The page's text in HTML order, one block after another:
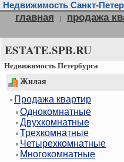
Недвижимость Санкт-
главная | продажа
ESTATE.SPB.RU
Недвижимость Петербурга
Жилая
Продажа квартир
Однокомнатные
Двухкомнатные
Трехкомнатные
Четырехкомнатные
Многокомнатные